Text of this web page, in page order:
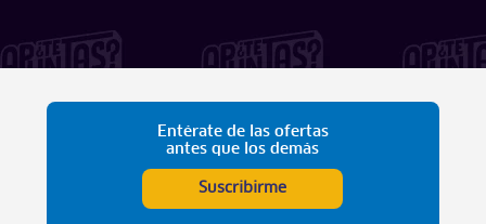
Entérate de las ofertas
antes que los demás
Suscribirme